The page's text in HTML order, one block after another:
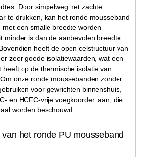
Door simpelweg het zachte
te drukken, kan het ronde mousseband
met een smalle breedte worden
minder is dan de aanbevolen breedte
heeft de open celstructuur van
zeer goede isolatiewaarden, wat een
heeft op de thermische isolatie van
onze ronde moussebanden zonder
voor gewrichten binnenshuis,
en HCFC-vrije voegkoorden aan, die
worden beschouwd.
het ronde PU mousseband